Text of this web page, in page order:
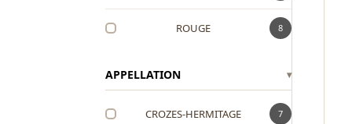
ROUGE 8
APPELLATION ▾
CROZES-HERMITAGE 7